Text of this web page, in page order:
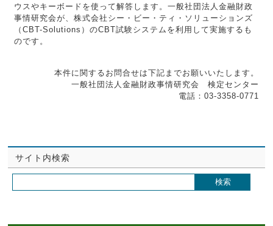
ウスやキーボードを使って解答します。一般社団法人金融財政
事情研究会が、株式会社シー・ビー・ティ・ソリューションズ
（CBT-Solutions）のCBT試験システムを利用して実施するも
のです。
本件に関するお問合せは下記までお願いいたします。
一般社団法人金融財政事情研究会 検定センター
電話：03-3358-0771
サイト内検索